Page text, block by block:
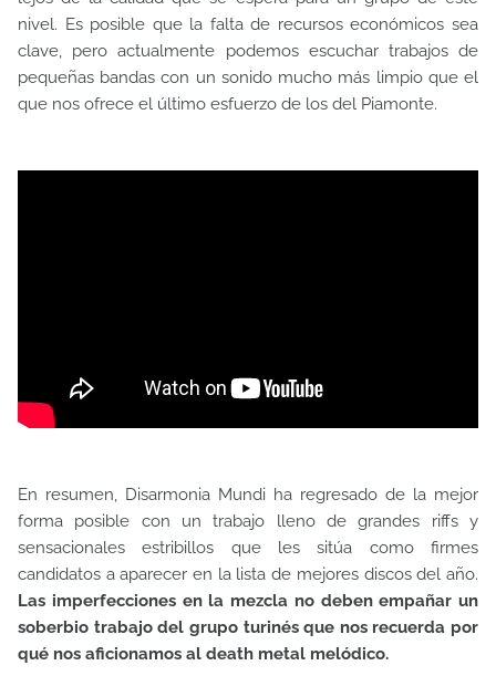
nivel. Es posible que la falta de recursos económicos sea
clave, pero actualmente podemos escuchar trabajos de
pequeñas bandas con un sonido mucho más limpio que el
que nos ofrece el último esfuerzo de los del Piamonte.
En resumen, Disarmonia Mundi ha regresado de la mejor
forma posible con un trabajo lleno de grandes riffs y
sensacionales estribillos que les sitúa como firmes
candidatos a aparecer en la lista de mejores discos del año.
Las imperfecciones en la mezcla no deben empañar un
soberbio trabajo del grupo turinés que nos recuerda por
qué nos aficionamos al death metal melódico.